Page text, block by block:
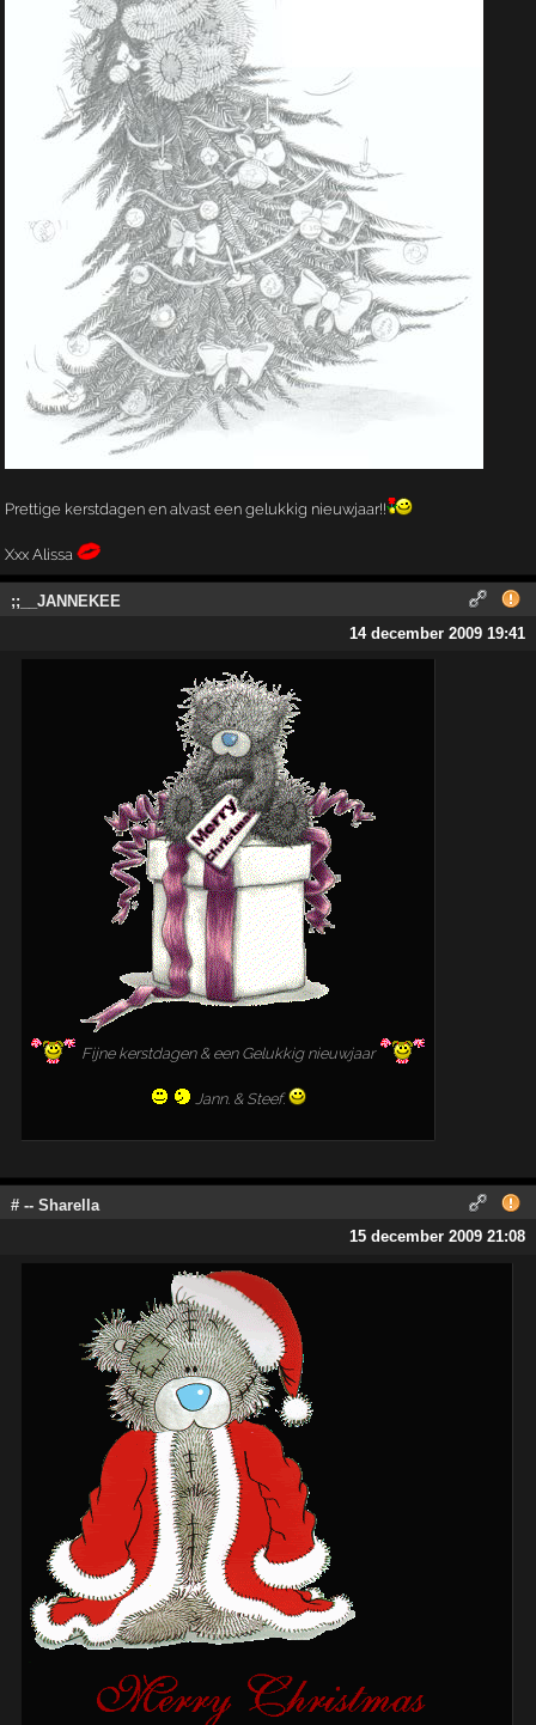
Prettige kerstdagen en alvast een gelukkig nieuwjaar!!
Xxx Alissa
;;__JANNEKEE
14 december 2009 19:41
Fijne kerstdagen & een Gelukkig nieuwjaar
Jann. & Steef.
# -- Sharella
15 december 2009 21:08